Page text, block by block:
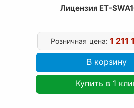
Лицензия ET-
Розничная цена: 1 211
В корзину
Купить в 1